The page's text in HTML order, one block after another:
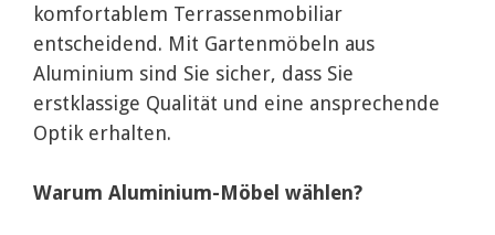
komfortablem Terrassenmobiliar
entscheidend. Mit Gartenmöbeln aus
Aluminium sind Sie sicher, dass Sie
erstklassige Qualität und eine ansprechende
Optik erhalten.
Warum Aluminium-Möbel wählen?